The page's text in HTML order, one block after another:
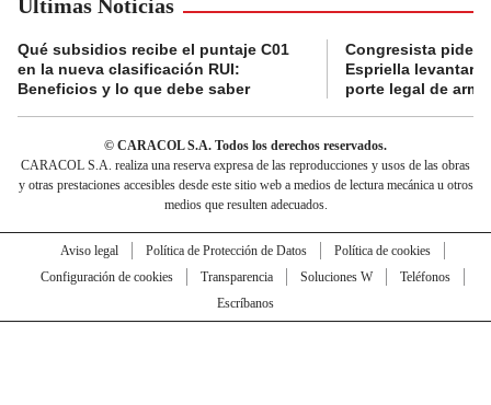
Últimas Noticias
Qué subsidios recibe el puntaje C01
en la nueva clasificación RUI:
Beneficios y lo que debe saber
Congresista pide a
Espriella levantar
porte legal de
© CARACOL S.A. Todos los derechos reservados.
CARACOL S.A. realiza una reserva expresa de las reproducciones y usos de las obras
y otras prestaciones accesibles desde este sitio web a medios de lectura mecánica u otros
medios que resulten adecuados.
Aviso legal Política de Protección de Datos
Política de cookies
Configuración de cookies
Transparencia Soluciones W
Teléfonos
Escríbanos